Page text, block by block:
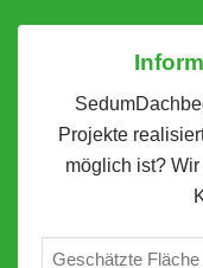
Projekte
möglich ist?